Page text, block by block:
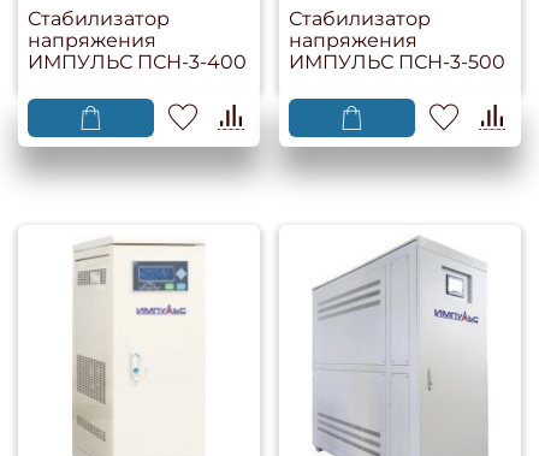
Стабилизатор
напряжения
ИМПУЛЬС ПСН-3-400
Стабилизатор
напряжения
ИМПУЛЬС ПСН-3-500